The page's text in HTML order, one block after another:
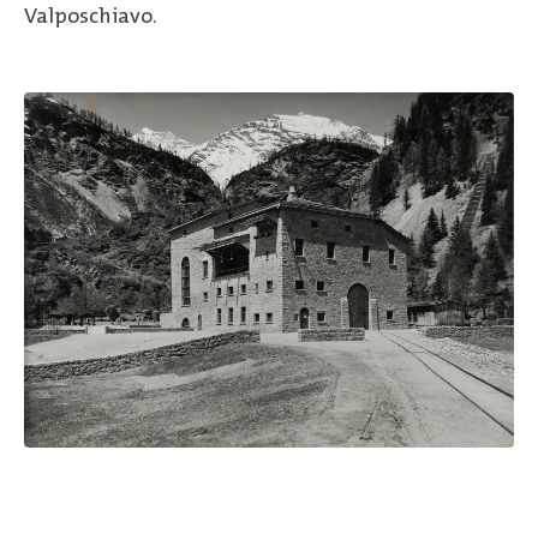
Valposchiavo.